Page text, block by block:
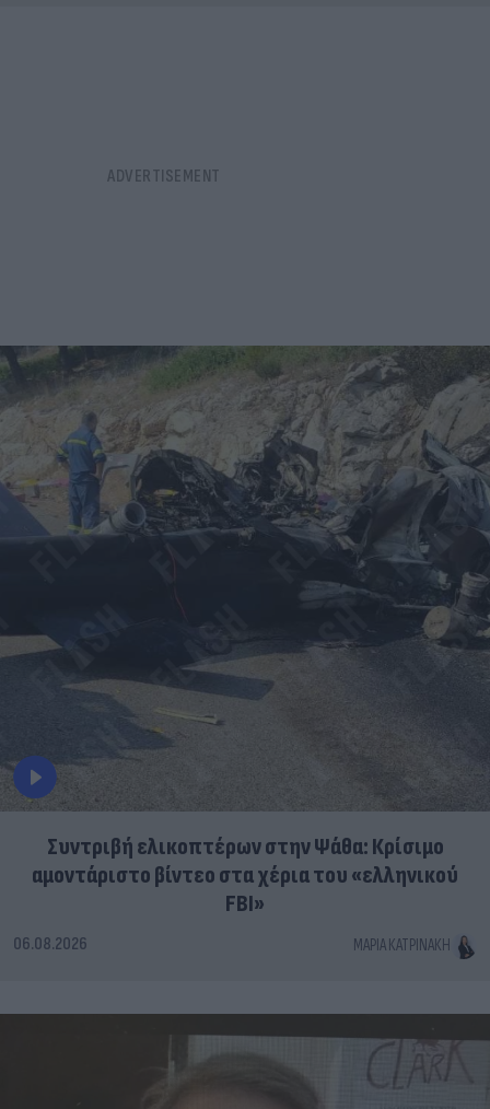
Συντριβή ελικοπτέρων στην Ψάθα: Κρίσιμο
αμοντάριστο βίντεο στα χέρια του «ελληνικού
FBI»
06.08.2026 ΜΑΡΊΑ ΚΑΤΡΙΝΆΚΗ